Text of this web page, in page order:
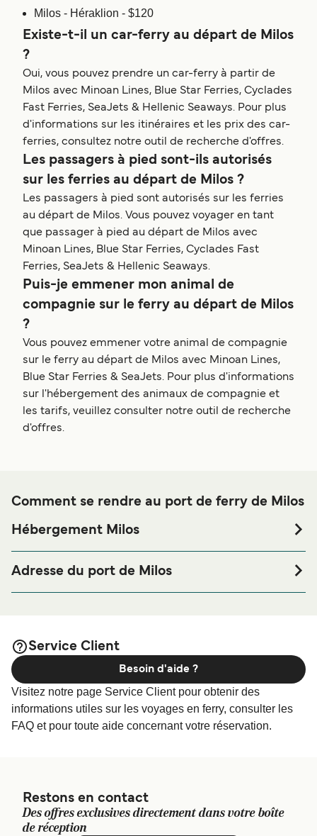
Milos - Héraklion - $120
Existe-t-il un car-ferry au départ de Milos
?
Oui, vous pouvez prendre un car-ferry à partir de
Milos avec Minoan Lines, Blue Star Ferries, Cyclades
Fast Ferries, SeaJets & Hellenic Seaways. Pour plus
d'informations sur les itinéraires et les prix des car-
ferries, consultez notre outil de recherche d'offres.
Les passagers à pied sont-ils autorisés
sur les ferries au départ de Milos ?
Les passagers à pied sont autorisés sur les ferries
au départ de Milos. Vous pouvez voyager en tant
que passager à pied au départ de Milos avec
Minoan Lines, Blue Star Ferries, Cyclades Fast
Ferries, SeaJets & Hellenic Seaways.
Puis-je emmener mon animal de
compagnie sur le ferry au départ de Milos
?
Vous pouvez emmener votre animal de compagnie
sur le ferry au départ de Milos avec Minoan Lines,
Blue Star Ferries & SeaJets. Pour plus d'informations
sur l'hébergement des animaux de compagnie et
les tarifs, veuillez consulter notre outil de recherche
d'offres.
Comment se rendre au port de ferry de Milos
Hébergement Milos
ou à proximité, avant ou après votre voyage ou si vous
êtes à la recherche de logements pour votre séjour, merci
Adresse du port de Milos
Service Client
Visitez notre page Service Client pour obtenir des
informations utiles sur les voyages en ferry, consulter les
FAQ et pour toute aide concernant votre réservation.
Besoin d'aide ?
Restons en contact
Des offres exclusives directement dans votre boîte
de réception